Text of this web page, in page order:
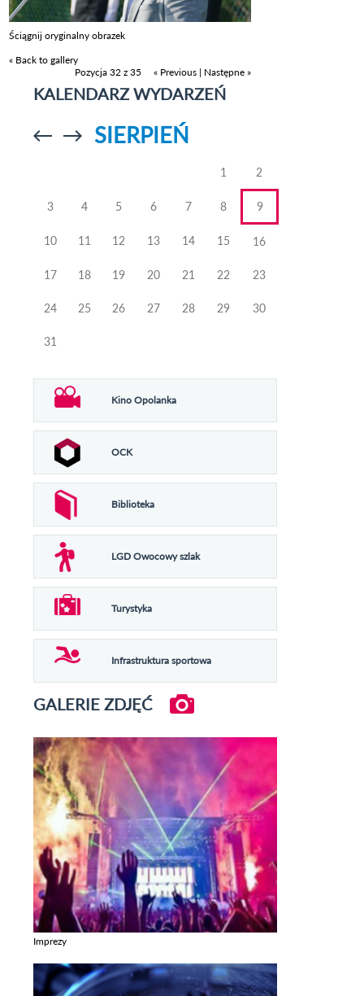
Ściągnij oryginalny obrazek
« Back to gallery
Pozycja 32 z 35
« Previous | Następne »
KALENDARZ WYDARZEŃ
Przejdź doPrzejdź do
SIERPIEŃ
1 2
3 4 5 6 7 8 9
10 11 12 13 14 15 16
17 18 19 20 21 22 23
24 25 26 27 28 29 30
31
Kino Opolanka
OCK
Biblioteka
LGD Owocowy szlak
Turystyka
Infrastruktura sportowa
GALERIE ZDJĘĆ
Imprezy